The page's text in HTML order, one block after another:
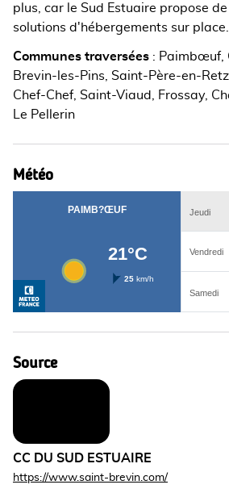
plus, car le Sud Estuaire propose
solutions d'hébergements sur place.
Communes traversées : Paimbœuf,
Brevin-les-Pins, Saint-Père-en-
Chef-Chef, Saint-Viaud, Frossay,
Le Pellerin
Météo
Source
CC DU SUD ESTUAIRE
https://www.saint-brevin.com/